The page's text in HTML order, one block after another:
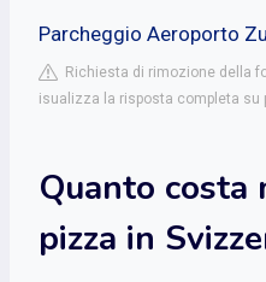
Parcheggio Aeroporto
Richiesta di rimozione della
isualizza la risposta completa su
Quanto costa
pizza in